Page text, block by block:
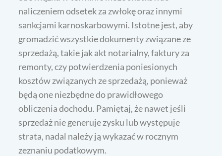
naliczeniem odsetek za zwłokę oraz innymi
sankcjami karnoskarbowymi. Istotne jest, aby
gromadzić wszystkie dokumenty związane ze
sprzedażą, takie jak akt notarialny, faktury za
remonty, czy potwierdzenia poniesionych
kosztów związanych ze sprzedażą, ponieważ
będą one niezbędne do prawidłowego
obliczenia dochodu. Pamiętaj, że nawet jeśli
sprzedaż nie generuje zysku lub występuje
strata, nadal należy ją wykazać w rocznym
zeznaniu podatkowym.